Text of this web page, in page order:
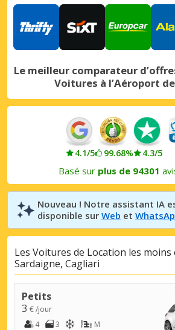
Le meilleur comparateur
Voitures à l’Aéroport
4.1/5 99.68% 4.3/5
Basé sur plus de 94301
Nouveau ! Notre assistant IA
disponible sur Web et
Les Voitures de Location les moins
Sardaigne, Cagliari
Petits
3 € /jour
4
3 M